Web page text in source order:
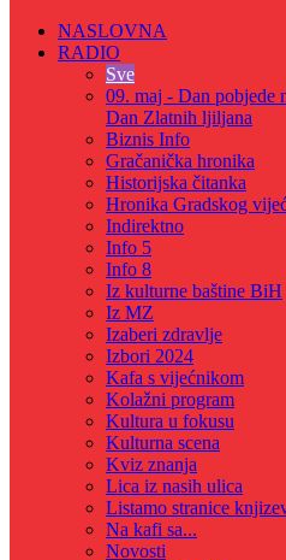
NASLOVNA
RADIO
Sve
09. maj - Dan pobjede
Dan Zlatnih ljiljana
Biznis Info
Gračanička hronika
Historijska čitanka
Hronika Gradskog
Indirektno
Info 5
Info 8
Iz kulturne baštine BiH
Iz MZ
Izaberi zdravlje
Izbori 2024
Kafa s vijećnikom
Kolažni program
Kultura u fokusu
Kulturna scena
Kviz znanja
Lica iz nasih ulica
Listamo stranice
Na kafi sa...
Novosti